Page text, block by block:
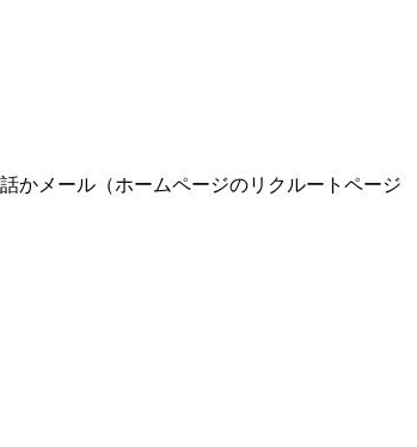
かメール（ホームページのリクルートページ